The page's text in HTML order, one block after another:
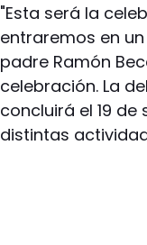
"Esta será la
entraremos en
padre Ramón
celebración. La
concluirá el 19
distintas